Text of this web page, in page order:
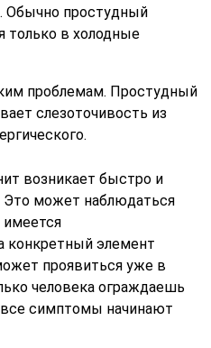
Обычно простудный
только в холодные
проблемам. Простудный
слезоточивость из
возникает быстро и
Это может наблюдаться
имеется
конкретный элемент
проявиться уже в
человека ограждаешь
все симптомы начинают